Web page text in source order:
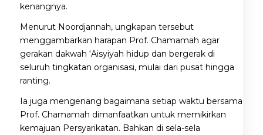
kenangnya.
Menurut Noordjannah, ungkapan tersebut
menggambarkan harapan Prof. Chamamah agar
gerakan dakwah ‘Aisyiyah hidup dan bergerak di
seluruh tingkatan organisasi, mulai dari pusat hingga
ranting.
Ia juga mengenang bagaimana setiap waktu bersama
Prof. Chamamah dimanfaatkan untuk memikirkan
kemajuan Persyarikatan. Bahkan di sela-sela